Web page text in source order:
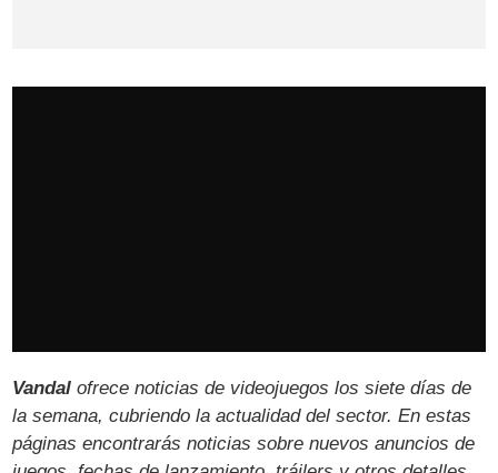
Vandal ofrece noticias de videojuegos los siete días de
la semana, cubriendo la actualidad del sector. En estas
páginas encontrarás noticias sobre nuevos anuncios de